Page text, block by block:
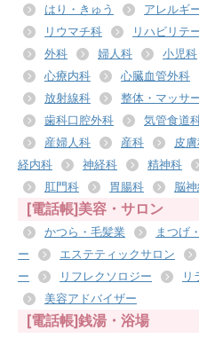
はり・きゅう アレルギ
リウマチ科
リハビリテ
外科
婦人科 小児科
心療内科
心臓血管外科
放射線科
整体・マッサ
歯科口腔外科
気管食道
産婦人科
産科 皮
経内科
神経科 精神科
肛門科
胃腸科 脳
[電話帳]美容・サロン
かつら・毛髪業 まつげ
ー
エステティックサロン
ー
リフレクソロジー リ
美容アドバイザー
[電話帳]銭湯・浴場